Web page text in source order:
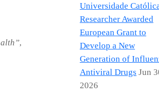
,
Universidade
Researcher Awarded
European Grant to
Develop a New
Generation of
Antiviral Drugs Jun
2026